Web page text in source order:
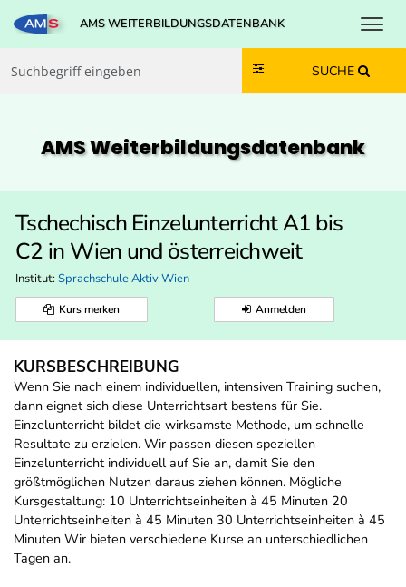
Zum Inhalt springen
Zum Navmenü springen
Zur Suche springen
Zur Footer springen
AMS WEITERBILDUNGSDATENBANK
SUCHE
AMS Weiterbildungs­datenbank
Tschechisch Einzelunterricht A1 bis
C2 in Wien und österreichweit
Institut: Sprachschule Aktiv Wien
Kurs merken Anmelden
KURSBESCHREIBUNG
Wenn Sie nach einem individuellen, intensiven Training suchen,
dann eignet sich diese Unterrichtsart bestens für Sie.
Einzelunterricht bildet die wirksamste Methode, um schnelle
Resultate zu erzielen. Wir passen diesen speziellen
Einzelunterricht individuell auf Sie an, damit Sie den
größtmöglichen Nutzen daraus ziehen können. Mögliche
Kursgestaltung: 10 Unterrichtseinheiten à 45 Minuten 20
Unterrichtseinheiten à 45 Minuten 30 Unterrichtseinheiten à 45
Minuten Wir bieten verschiedene Kurse an unterschiedlichen
Tagen an.